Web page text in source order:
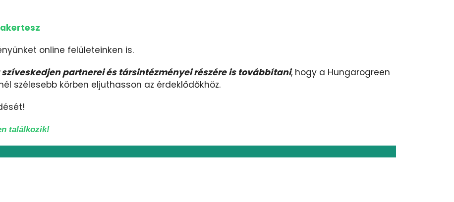
online felületeinken is.
partnerei és társintézményei részére is továbbítani, hogy a Hungarogreen
szélesebb körben eljuthasson az érdeklődőkhöz.
találkozik!